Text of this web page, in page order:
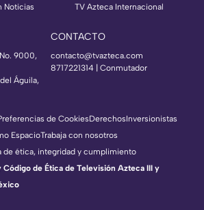
Noticias
TV Azteca Internacional
9000,
Águila,
CONTACTO
contacto@tvazteca.com
8717221314 | Conmutador
de CookiesDerechosInversionistas
EspacioTrabaja con nosotros
de ética, integridad y cumplimiento
de Ética de Televisión Azteca III y